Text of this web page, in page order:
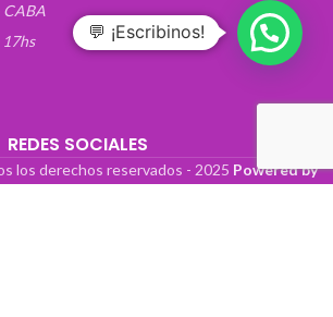
CABA
17hs
REDES SOCIALES
los derechos reservados - 2025 Powered by
💬 ¡Escribinos!